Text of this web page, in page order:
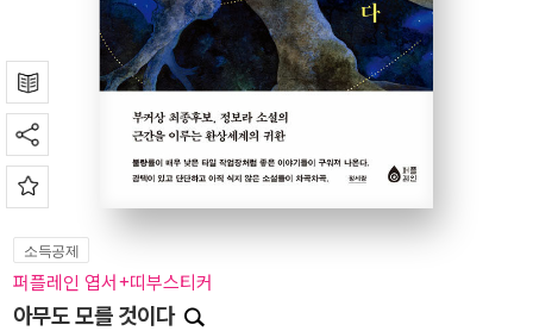
소득공제
퍼플레인 엽서+띠부스티커
아무도 모를 것이다